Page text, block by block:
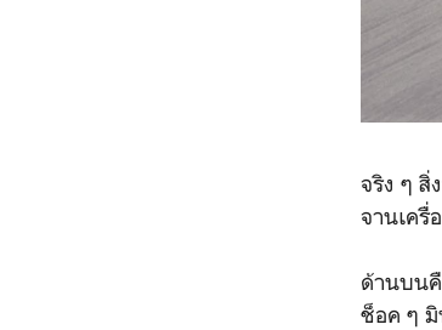
จริง ๆ สิ่
จานเครื่
ด้านบน
ช็อค ๆ มิ